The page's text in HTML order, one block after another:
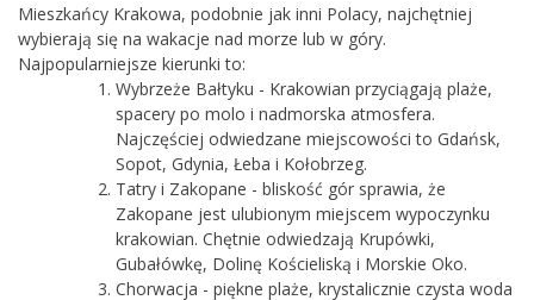
Mieszkańcy Krakowa, podobnie jak inni Polacy, najchętniej
wybierają się na wakacje nad morze lub w góry.
Najpopularniejsze kierunki to:
Wybrzeże Bałtyku - Krakowian przyciągają plaże,
spacery po molo i nadmorska atmosfera.
Najczęściej odwiedzane miejscowości to Gdańsk,
Sopot, Gdynia, Łeba i Kołobrzeg.
Tatry i Zakopane - bliskość gór sprawia, że
Zakopane jest ulubionym miejscem wypoczynku
krakowian. Chętnie odwiedzają Krupówki,
Gubałówkę, Dolinę Kościeliską i Morskie Oko.
Chorwacja - piękne plaże, krystalicznie czysta woda